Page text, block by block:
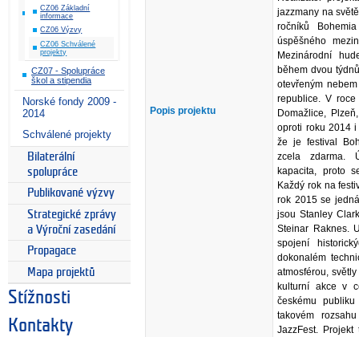
CZ06 Základní
informace
CZ06 Výzvy
CZ06 Schválené
projekty
CZ07 - Spolupráce
škol a stipendia
Norské fondy 2009 -
2014
Schválené projekty
Bilaterální
spolupráce
Publikované výzvy
Strategické zprávy
a Výroční zasedání
Propagace
Mapa projektů
Stížnosti
Kontakty
Popis projektu
jazzmany na
ročníků
úspěšného
Mezinárodní
během dvou
otevřeným
republice. V
Domažlice,
oproti roku 2014
že je festival
zcela zdarma.
kapacita, proto
Každý rok na
rok 2015 se
jsou Stanley
Steinar Raknes.
spojení
dokonalém
atmosférou,
kulturní akce v
českému
takovém
JazzFest.